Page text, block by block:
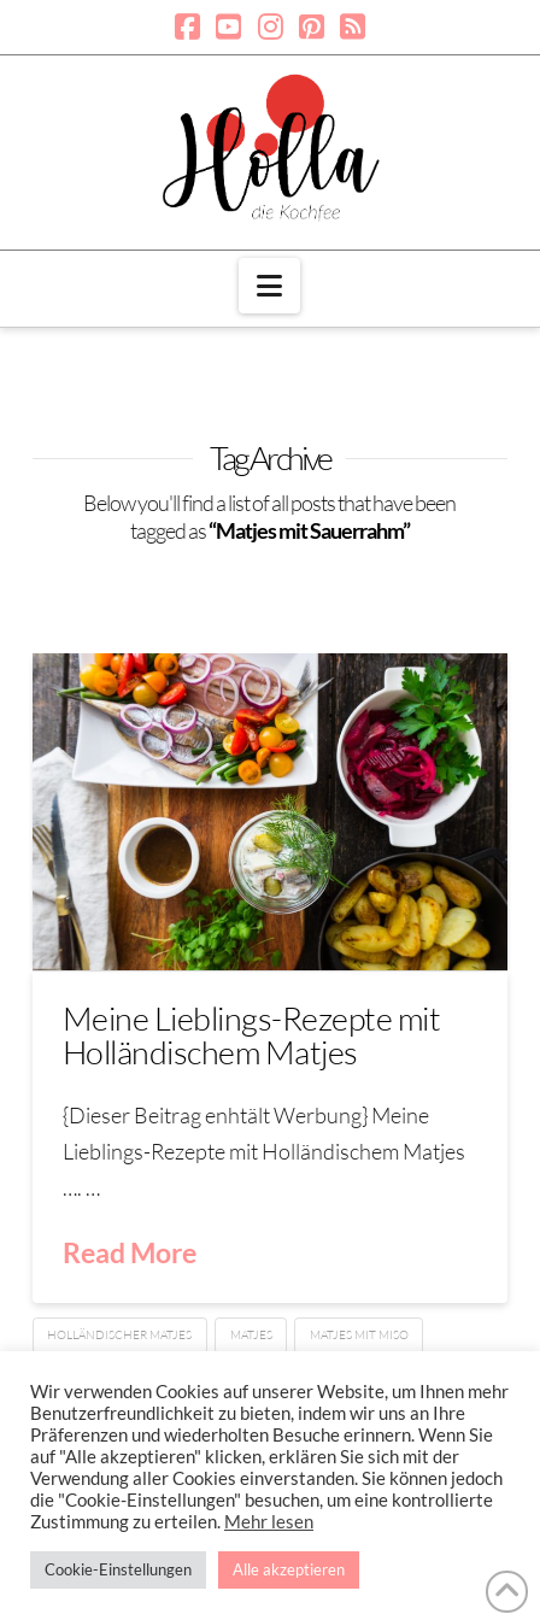
Navigation
Tag Archive
Below you'll find a list of all posts that have been
tagged as“Matjes mit Sauerrahm”
Meine Lieblings-Rezepte mit
Holländischem Matjes
{Dieser Beitrag enhtält Werbung} Meine
Lieblings-Rezepte mit Holländischem Matjes
…. …
Read More
HOLLÄNDISCHER MATJES MATJES MATJES MIT MISO
IMPRESSUM
DATENSCHUTZERKLÄRUNG
NEWSLETTER DATENSCHUTZRICHTLINIEN
Stressfrei Und Gesund Genießen Mit Petra Hola-Schneider! Low Carb,
Gesund Leben, Abnehmen, Zuckerfrei Backen, Reisen & Ausgehen Uvm.
!
Wir verwenden Cookies auf unserer Website, um Ihnen mehr
Benutzerfreundlichkeit zu bieten, indem wir uns an Ihre
Präferenzen und wiederholten Besuche erinnern. Wenn Sie
auf "Alle akzeptieren" klicken, erklären Sie sich mit der
Verwendung aller Cookies einverstanden. Sie können jedoch
die "Cookie-Einstellungen" besuchen, um eine kontrollierte
Zustimmung zu erteilen. Mehr lesen
Cookie-Einstellungen Alle akzeptieren